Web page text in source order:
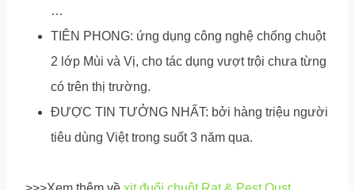
…
TIÊN PHONG: ứng dụng công nghệ chống chuột
2 lớp Mùi và Vị, cho tác dụng vượt trội chưa từng
có trên thị trường.
ĐƯỢC TIN TƯỞNG NHẤT: bởi hàng triệu người
tiêu dùng Việt trong suốt 3 năm qua.